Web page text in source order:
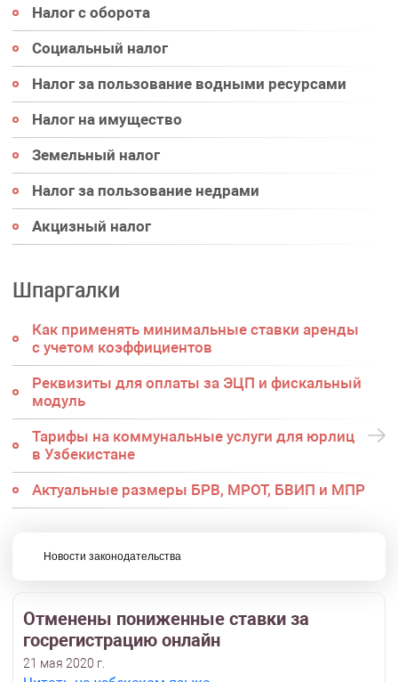
Налог с оборота
Социальный налог
Налог за пользование водными ресурсами
Налог на имущество
Земельный налог
Налог за пользование недрами
Акцизный налог
Шпаргалки
Как применять минимальные ставки аренды
с учетом коэффициентов
Реквизиты для оплаты за ЭЦП и фискальный
модуль
Тарифы на коммунальные услуги для юрлиц
в Узбекистане
Актуальные размеры БРВ, МРОТ, БВИП и МПР
Новости законодательства
Отменены пониженные ставки за
госрегистрацию онлайн
21 мая 2020 г.